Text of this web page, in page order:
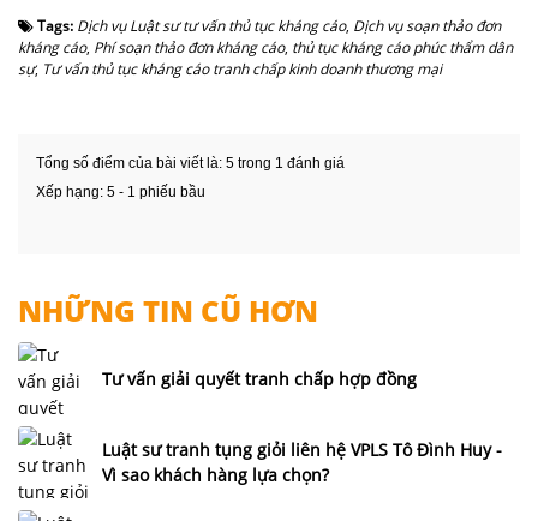
Tags: Dịch vụ Luật sư tư vấn thủ tục kháng cáo, Dịch vụ soạn thảo đơn
kháng cáo, Phí soạn thảo đơn kháng cáo, thủ tục kháng cáo phúc thẩm dân
sự, Tư vấn thủ tục kháng cáo tranh chấp kinh doanh thương mại
Tổng số điểm của bài viết là: 5 trong 1 đánh giá
Xếp hạng: 5 - 1 phiếu bầu
NHỮNG TIN CŨ HƠN
Tư vấn giải quyết tranh chấp hợp đồng
Luật sư tranh tụng giỏi liên hệ VPLS Tô Đình Huy -
Vì sao khách hàng lựa chọn?